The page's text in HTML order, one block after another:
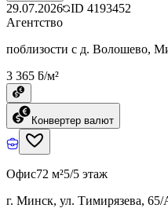
29.07.2026 ID 4193452
Агентство
поблизости с д. Волошево,
3 365 ƃ/м²
Конвертер валют
Офис72 м²5/5 этаж
г. Минск, ул. Тимирязева, 65/